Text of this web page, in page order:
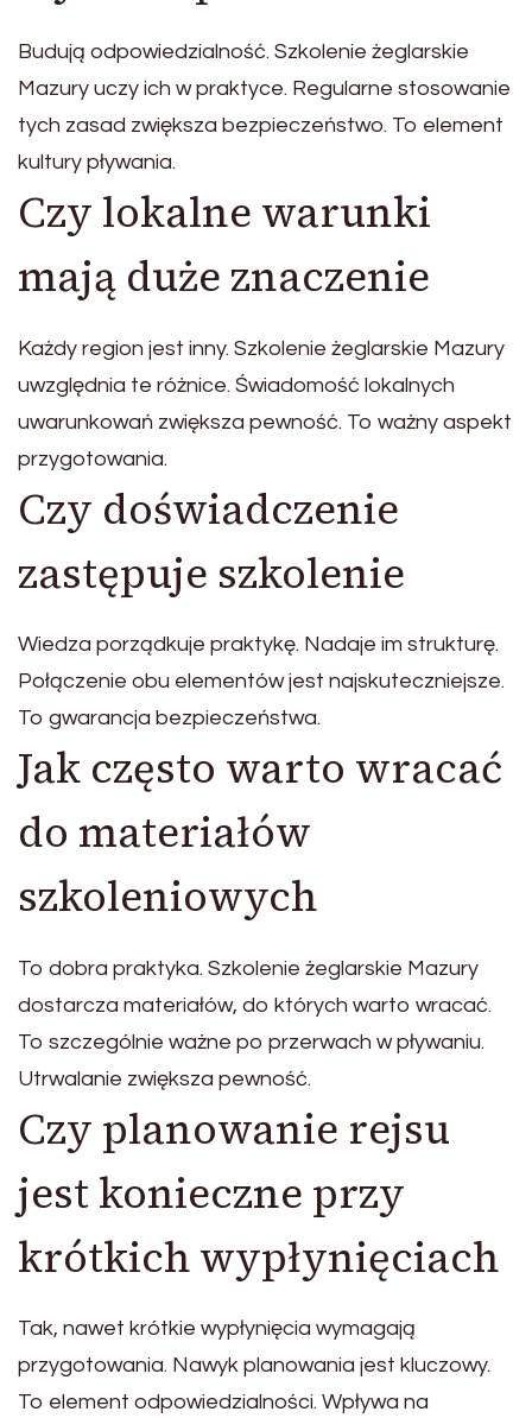
Budują odpowiedzialność. Szkolenie żeglarskie
Mazury uczy ich w praktyce. Regularne stosowanie
tych zasad zwiększa bezpieczeństwo. To element
kultury pływania.
Czy lokalne warunki
mają duże znaczenie
Każdy region jest inny. Szkolenie żeglarskie Mazury
uwzględnia te różnice. Świadomość lokalnych
uwarunkowań zwiększa pewność. To ważny aspekt
przygotowania.
Czy doświadczenie
zastępuje szkolenie
Wiedza porządkuje praktykę. Nadaje im strukturę.
Połączenie obu elementów jest najskuteczniejsze.
To gwarancja bezpieczeństwa.
Jak często warto wracać
do materiałów
szkoleniowych
To dobra praktyka. Szkolenie żeglarskie Mazury
dostarcza materiałów, do których warto wracać.
To szczególnie ważne po przerwach w pływaniu.
Utrwalanie zwiększa pewność.
Czy planowanie rejsu
jest konieczne przy
krótkich wypłynięciach
Tak, nawet krótkie wypłynięcia wymagają
przygotowania. Nawyk planowania jest kluczowy.
To element odpowiedzialności. Wpływa na